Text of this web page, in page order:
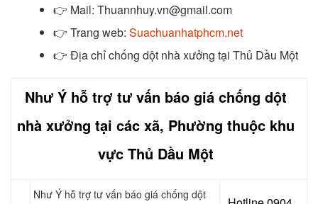
👉 Mail: Thuannhuy.vn@gmail.com
👉 Trang web: Suachuanhatphcm.net
👉 Địa chỉ chống dột nhà xưởng tại Thủ Dầu Một
Như Ý hỗ trợ tư vấn báo giá chống dột
nhà xưởng tại các xã, Phường thuộc khu
vực Thủ Dầu Một
Như Ý hỗ trợ tư vấn báo giá chống dột